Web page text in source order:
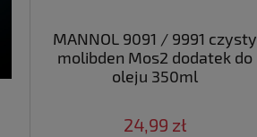
MANNOL 9091 / 9991 czysty
molibden Mos2 dodatek do
oleju 350ml
24,99 zł